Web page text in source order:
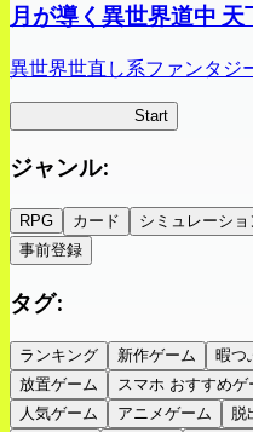
月が導く異世界道中
異世界世直し系ファンタジ
Start
ジャンル:
RPG カード シミュレーショ
事前登録
タグ:
ランキング 新作ゲーム 暇つ
放置ゲーム
スマホ おすすめゲ
人気ゲーム
アニメゲーム 脱